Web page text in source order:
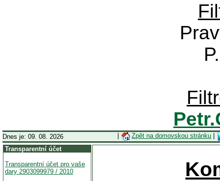
Dnes je: 09. 08. 2026 Zpět na domovskou stránku
Transparentní účet
Transparentní účet pro vaše
dary 2903099979 / 2010